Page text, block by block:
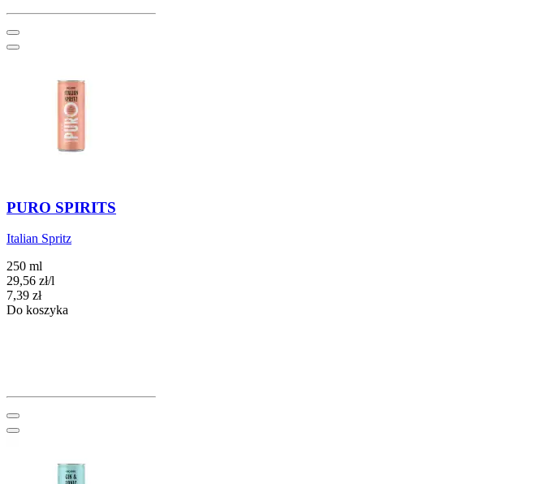
PURO SPIRITS
Italian Spritz
250 ml
29,56 zł/l
Cena
7,39 zł
Do koszyka